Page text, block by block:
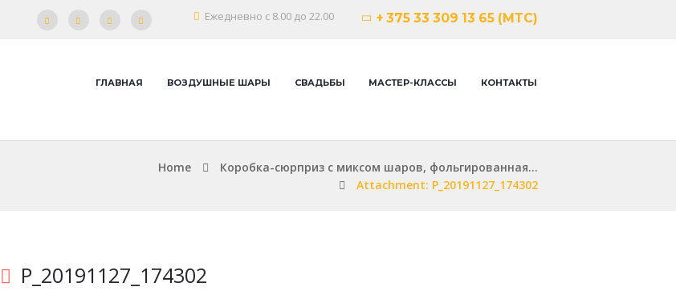
+ 375 33 309 13 65 (МТС)
Ежедневно с 8.00 до 22.00
ГЛАВНАЯ ВОЗДУШНЫЕ ШАРЫ СВАДЬБЫ МАСТЕР-КЛАССЫ КОНТАКТЫ
Home
Коробка-сюрприз с миксом шаров, фольгированная...
Attachment: P_20191127_174302
P_20191127_174302